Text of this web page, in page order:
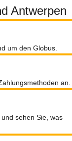
Antwerpen
um den Globus.
an.
und sehen Sie, was